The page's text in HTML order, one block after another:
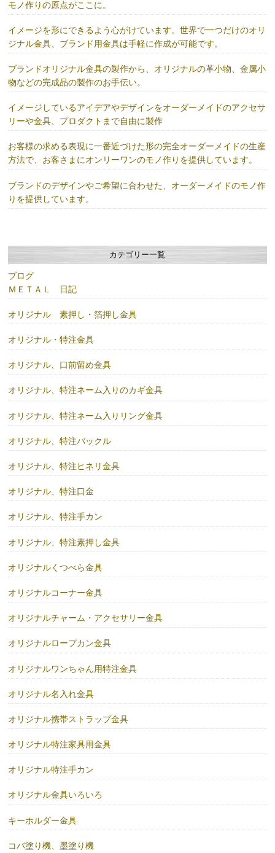
モノ作りの原点がここに。
イメージを形にできるよう心がけています。世界で一つだけのオリ
ジナル金具、ブランド用金具は手軽に作成が可能です。
ブランドオリジナル金具の製作から、オリジナルの革小物、金属小
物などの完成品の製作のお手伝い。
イメージしているアイデアやデザインをオーダーメイドのアクセサ
リーや金具、プロダクトまで自由に製作
お客様の求める表現に一番近づけた形の完全オーダーメイドの生産
方法で、お客さまにオンリーワンのモノ作りを提供しています。
ブランドのデザインやご希望に合わせた、オーダーメイドのモノ作
りを提供しています。
カテゴリー一覧
ブログ
ＭＥＴＡＬ 日記
オリジナル 素押し・箔押し金具
オリジナル・特注金具
オリジナル、口前留め金具
オリジナル、特注ネーム入りのカギ金具
オリジナル、特注ネーム入りリング金具
オリジナル、特注バックル
オリジナル、特注ヒネリ金具
オリジナル、特注口金
オリジナル、特注手カン
オリジナル、特注素押し金具
オリジナルくつべら金具
オリジナルコーナー金具
オリジナルチャーム・アクセサリー金具
オリジナルロープカン金具
オリジナルワンちゃん用特注金具
オリジナル名入れ金具
オリジナル携帯ストラップ金具
オリジナル特注家具用金具
オリジナル特注手カン
オリジナル金具いろいろ
キーホルダー金具
コバ塗り機、墨塗り機